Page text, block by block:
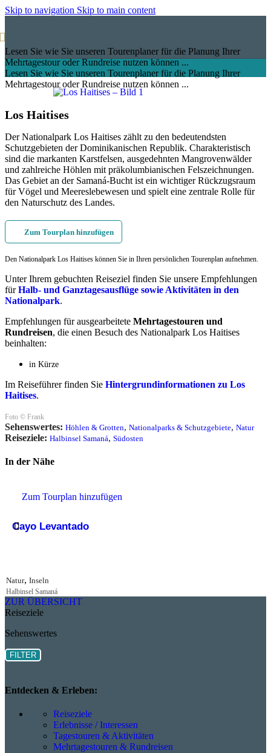
Skip to navigation Skip to main content
Lesen Sie wie Sie unseren Tourenplaner für die Planung Ihrer
Mehrtagestour oder Rundreise nutzen können ...
Lesen Sie wie Sie unseren Tourenplaner für die Planung Ihrer
Mehrtagestour oder Rundreise nutzen können ...
Los Haitises
Der Nationalpark Los Haitises zählt zu den bedeutendsten
Schutzgebieten der Dominikanischen Republik. Charakteristisch
sind die markanten Karstfelsen, ausgedehnten Mangrovenwälder
und zahlreiche Höhlen mit präkolumbianischen Felszeichnungen.
Das Gebiet an der Samaná-Bucht ist ein wichtiger Rückzugsraum
für Vögel und Meereslebewesen und spielt eine zentrale Rolle für
den Naturschutz des Landes.
Zum Tourplan hinzufügen
Den Nationalpark Los Haitises können Sie in Ihren persönlichen Tourenplan aufnehmen.
Unter Ihrem gebuchten Reiseziel finden Sie unsere Empfehlungen
fürHalb- und Ganztagesausflüge sowie Aktivitäten in den
Nationalpark.
Empfehlungen für ausgearbeitete Mehrtagestouren und
Rundreisen, die einen Besuch des Nationalpark Los Haitises
beinhalten:
in Kürze
Im Reiseführer finden Sie Hintergrundinformationen zu Los
Haitises.
Foto © Frank
Sehenswertes: Höhlen & Grotten, Nationalparks & Schutzgebiete, Natur
Reiseziele: Halbinsel Samaná, Südosten
In der Nähe
Zum Tourplan hinzufügen
Cayo Levantado
Natur, Inseln
Halbinsel Samaná
ZUR ÜBERSICHT
Reiseziele
Sehenswertes
FILTER
Entdecken & Erleben:
Reiseziele
Erlebnisse / Interessen
Tagestouren & Aktivitäten
Mehrtagestouren & Rundreisen